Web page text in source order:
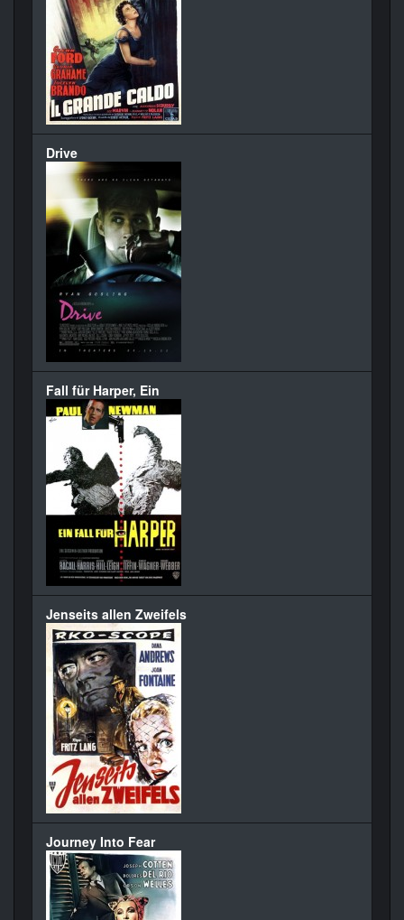
Drive
Fall für Harper, Ein
Jenseits allen Zweifels
Journey Into Fear